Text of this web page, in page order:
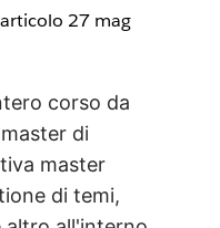
27 mag
corso da
di
master
di temi,